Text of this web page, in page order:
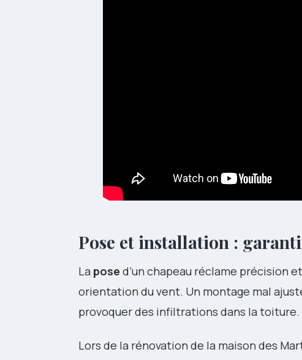
Pose et installation :
La pose d’un chapeau réclame précision
orientation du vent. Un montage mal
provoquer des infiltrations dans la toiture.
Lors de la rénovation de la maison des